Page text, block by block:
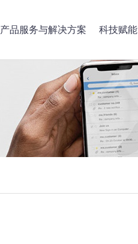
产品服务与解决方案 科技赋能